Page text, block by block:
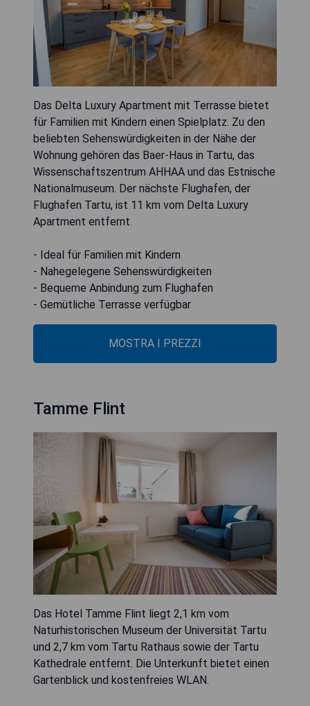
Das Delta Luxury Apartment mit Terrasse bietet
für Familien mit Kindern einen Spielplatz. Zu den
beliebten Sehenswürdigkeiten in der Nähe der
Wohnung gehören das Baer-Haus in Tartu, das
Wissenschaftszentrum AHHAA und das Estnische
Nationalmuseum. Der nächste Flughafen, der
Flughafen Tartu, ist 11 km vom Delta Luxury
Apartment entfernt.
- Ideal für Familien mit Kindern
- Nahegelegene Sehenswürdigkeiten
- Bequeme Anbindung zum Flughafen
- Gemütliche Terrasse verfügbar
MOSTRA I PREZZI
Tamme Flint
Das Hotel Tamme Flint liegt 2,1 km vom
Naturhistorischen Museum der Universität Tartu
und 2,7 km vom Tartu Rathaus sowie der Tartu
Kathedrale entfernt. Die Unterkunft bietet einen
Gartenblick und kostenfreies WLAN.